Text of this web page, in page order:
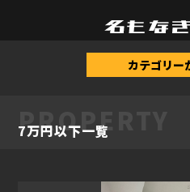
物件情報/7万円以下
カテゴリー
PROPERTY
7万円以下一覧